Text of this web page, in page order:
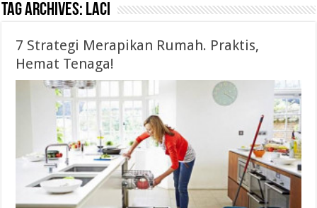
Tag Archives: Laci
7 Strategi Merapikan Rumah. Praktis,
Hemat Tenaga!